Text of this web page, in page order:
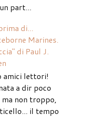
part...
di...
Marines.
di Paul J.
amici lettori!
a dir poco
non troppo,
il tempo